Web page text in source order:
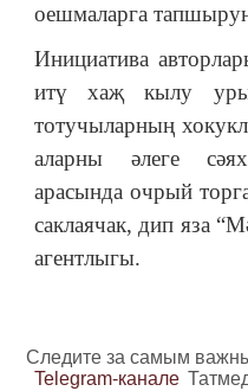
оешмаларга
Инициатива
итү хаҗ кылу
тотучыларның
аларны әлеге
арасында очрый
саклаячак, дип яза
агентлыгы.
Следите за самым
Telegram-канале